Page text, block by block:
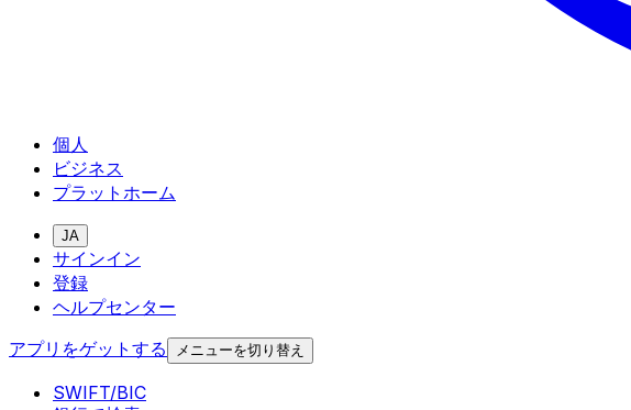
個人
ビジネス
プラットホーム
JA
サインイン
登録
ヘルプセンター
アプリをゲットする
メニューを切り替え
SWIFT/BIC